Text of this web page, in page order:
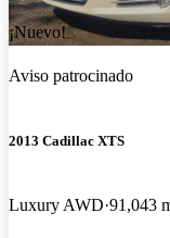
¡Nuevo!
Aviso patrocinado
2013 Cadillac XTS
Luxury AWD 91,043